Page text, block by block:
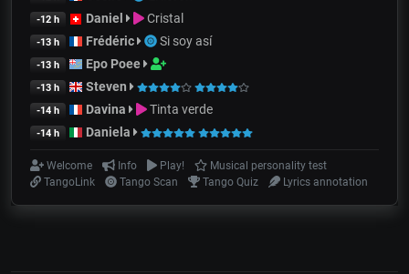
-12 h Daniel Cristal
-13 h Frédéric Si soy así
-13 h Epo Poee
-13 h Steven
-14 h Davina Tinta verde
-14 h Daniela
Welcome Info Play!
Musical personality test
TangoLink
Tango Scan Tango Quiz Lyrics annotation